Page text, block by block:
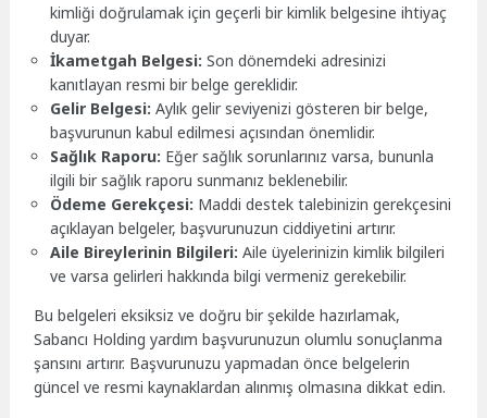
kimliği doğrulamak için geçerli bir kimlik belgesine ihtiyaç
duyar.
İkametgah Belgesi: Son dönemdeki adresinizi
kanıtlayan resmi bir belge gereklidir.
Gelir Belgesi: Aylık gelir seviyenizi gösteren bir belge,
başvurunun kabul edilmesi açısından önemlidir.
Sağlık Raporu: Eğer sağlık sorunlarınız varsa, bununla
ilgili bir sağlık raporu sunmanız beklenebilir.
Ödeme Gerekçesi: Maddi destek talebinizin gerekçesini
açıklayan belgeler, başvurunuzun ciddiyetini artırır.
Aile Bireylerinin Bilgileri: Aile üyelerinizin kimlik bilgileri
ve varsa gelirleri hakkında bilgi vermeniz gerekebilir.
Bu belgeleri eksiksiz ve doğru bir şekilde hazırlamak,
Sabancı Holding yardım başvurunuzun olumlu sonuçlanma
şansını artırır. Başvurunuzu yapmadan önce belgelerin
güncel ve resmi kaynaklardan alınmış olmasına dikkat edin.